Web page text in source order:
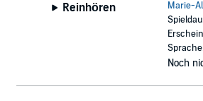
Reinhören
Marie-
Noch